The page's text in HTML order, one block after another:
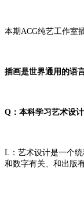
本期ACG纯艺工作室
插画是世界通用的语
Q：本科学习艺术设
L：艺术设计是一个
和数字有关、和出版